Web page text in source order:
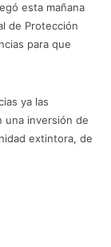
esta mañana
de Protección
para que
ya las
una inversión de
extintora, de